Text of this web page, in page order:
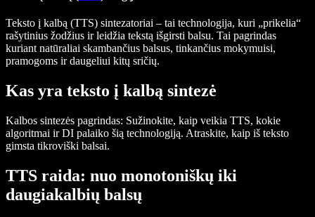
Teksto į kalbą (TTS) sintezatoriai – tai technologija, kuri „prikelia“
rašytinius žodžius ir leidžia tekstą išgirsti balsu. Tai pagrindas
kuriant natūraliai skambančius balsus, tinkančius mokymuisi,
pramogoms ir daugeliui kitų sričių.
Kas yra teksto į kalbą sintezė
Kalbos sintezės pagrindas: Sužinokite, kaip veikia TTS, kokie
algoritmai ir DI palaiko šią technologiją. Atraskite, kaip iš teksto
gimsta tikroviški balsai.
TTS raida: nuo monotoniškų iki
daugiakalbių balsų